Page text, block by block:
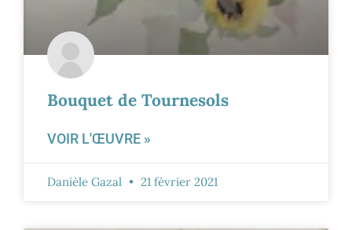
Bouquet de Tournesols
VOIR L'ŒUVRE »
Danièle Gazal 21 février 2021